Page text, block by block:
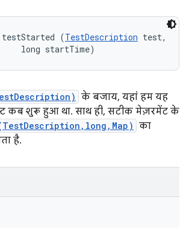
(TestDescription test,
long startTime)
के बजाय, यहां हम यह
कब शुरू हुआ था. साथ ही, सटीक मेज़रमेंट के
का
है.